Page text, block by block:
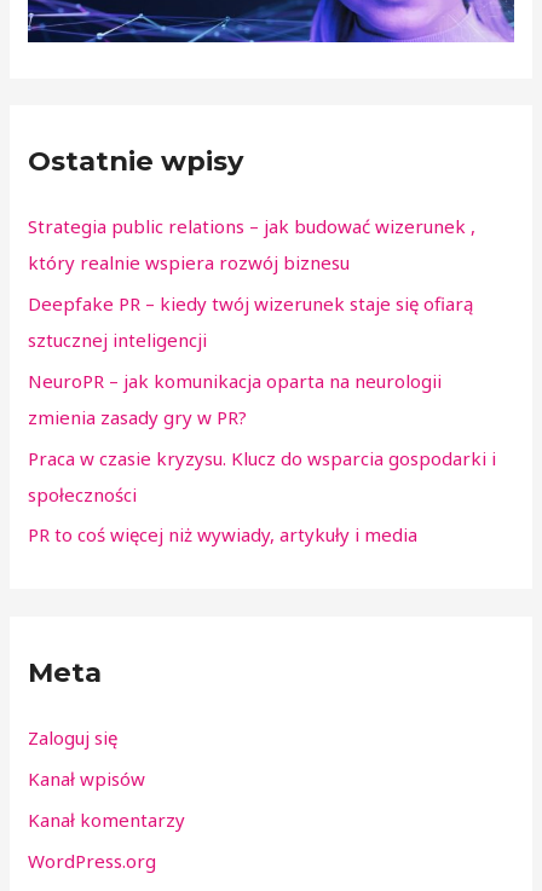
Ostatnie wpisy
Strategia public relations – jak budować wizerunek ,
który realnie wspiera rozwój biznesu
Deepfake PR – kiedy twój wizerunek staje się ofiarą
sztucznej inteligencji
NeuroPR – jak komunikacja oparta na neurologii
zmienia zasady gry w PR?
Praca w czasie kryzysu. Klucz do wsparcia gospodarki i
społeczności
PR to coś więcej niż wywiady, artykuły i media
Meta
Zaloguj się
Kanał wpisów
Kanał komentarzy
WordPress.org